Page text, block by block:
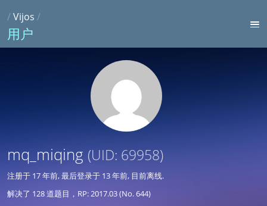
/Vijos /
用户
mq_miqing (UID: 69958)
注册于 17 年前, 最后登录于 13 年前, 目前离线.
解决了 128 道题目，RP: 2017.03 (No. 644)